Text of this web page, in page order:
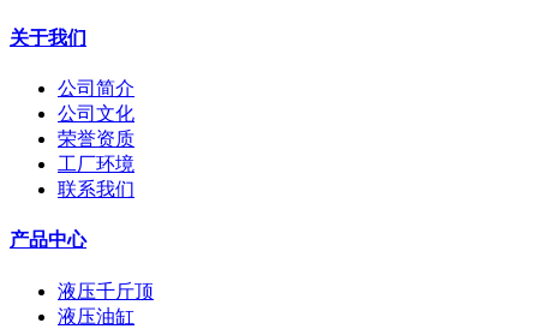
关于我们
公司简介
公司文化
荣誉资质
工厂环境
联系我们
产品中心
液压千斤顶
液压油缸